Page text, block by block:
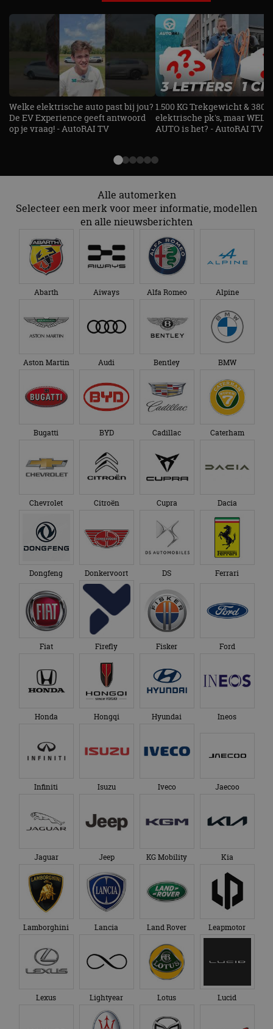
Welke elektrische auto past bij jou?
De EV Experience geeft antwoord
op je vraag! - AutoRAI TV
1.500 KG Trekgewicht & 380
elektrische pk's, maar
AUTO is het? - AutoRAI TV
Alle automerken
Selecteer een merk voor meer informatie, modellen
en alle nieuwsberichten
Abarth Aiways Alfa Romeo Alpine
Aston Martin Audi Bentley BMW
Bugatti BYD Cadillac Caterham
Chevrolet Citroën Cupra Dacia
Dongfeng Donkervoort DS Ferrari
Fiat Firefly Fisker Ford
Honda Hongqi Hyundai Ineos
Infiniti Isuzu Iveco Jaecoo
Jaguar Jeep KG Mobility Kia
Lamborghini Lancia Land Rover Leapmotor
Lexus Lightyear Lotus Lucid
gebruikt om
bezoekers-, sessie-
en
te berekenen voor
de
analyserapporten
van de site.
_ga_SC6JKZPPKY
.autorai.nl
1 jaar 1
maand
Deze cookie wordt
gebruikt door
Google Analytics
om de sessiestatus
te behouden.
bezocht.
IDE
.doubleclick.net
1 jaar 1
maand
Deze cookie wordt
ingesteld door
Doubleclick en voert
informatie uit over
hoe de eindgebruiker
de website gebruikt
en over eventuele
advertenties die de
gezien voordat hij de
genoemde website
bezocht.